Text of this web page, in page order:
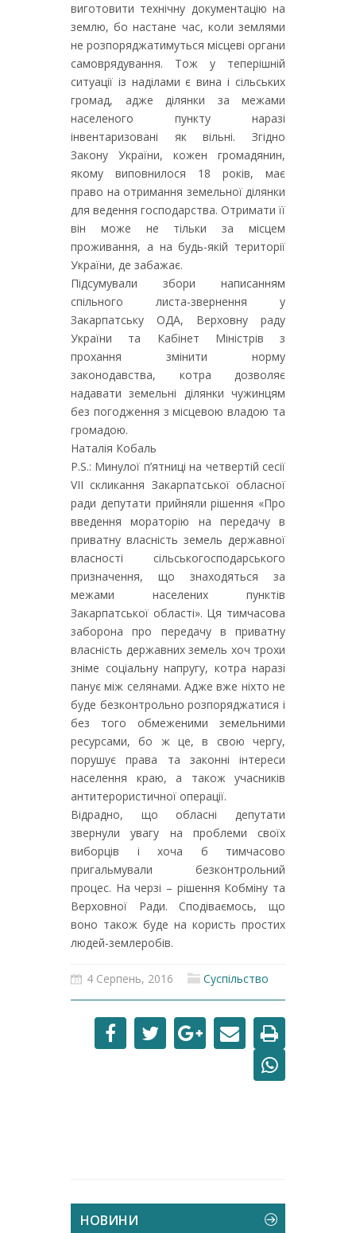
виготовити технічну документацію на
землю, бо настане час, коли землями
не розпоряджатимуться місцеві органи
самоврядування. Тож у теперішній
ситуації із наділами є вина і сільських
громад, адже ділянки за межами
населеного пункту наразі
інвентаризовані як вільні. Згідно
Закону України, кожен громадянин,
якому виповнилося 18 років, має
право на отримання земельної ділянки
для ведення господарства. Отримати її
він може не тільки за місцем
проживання, а на будь-якій території
України, де забажає.
Підсумували збори написанням
спільного листа-звернення у
Закарпатську ОДА, Верховну раду
України та Кабінет Міністрів з
прохання змінити норму
законодавства, котра дозволяє
надавати земельні ділянки чужинцям
без погодження з місцевою владою та
громадою.
Наталія Кобаль
P.S.: Минулої п’ятниці на четвертій сесії
VІІ скликання Закарпатської обласної
ради депутати прийняли рішення «Про
введення мораторію на передачу в
приватну власність земель державної
власності сільськогосподарського
призначення, що знаходяться за
межами населених пунктів
Закарпатської області». Ця тимчасова
заборона про передачу в приватну
власність державних земель хоч трохи
зніме соціальну напругу, котра наразі
панує між селянами. Адже вже ніхто не
буде безконтрольно розпоряджатися і
без того обмеженими земельними
ресурсами, бо ж це, в свою чергу,
порушує права та законні інтереси
населення краю, а також учасників
антитерористичної операції.
Відрадно, що обласні депутати
звернули увагу на проблеми своїх
виборців і хоча б тимчасово
пригальмували безконтрольний
процес. На черзі – рішення Кобміну та
Верховної Ради. Сподіваємось, що
воно також буде на користь простих
людей-землеробів.
4 Серпень, 2016 Суспільство
НОВИНИ